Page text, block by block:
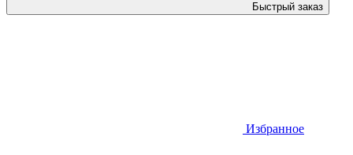
Быстрый заказ
Избранное